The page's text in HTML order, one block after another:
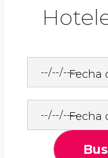
Fecha
Fecha